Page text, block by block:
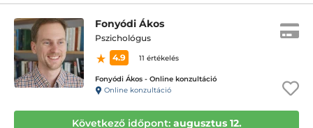
Fonyódi Ákos
Pszichológus
4.9
11 értékelés
Fonyódi Ákos - Online konzultáció
Online konzultáció
Következő időpont: augusztus 12.